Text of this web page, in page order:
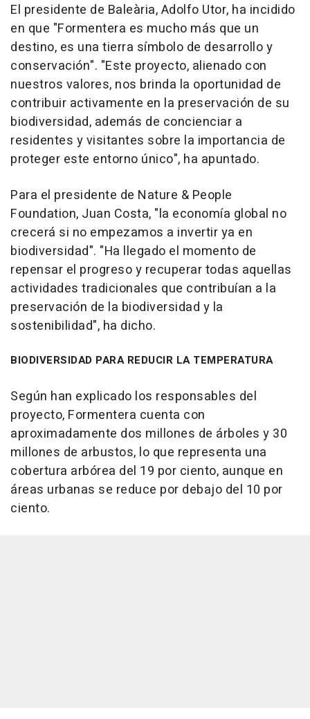
El presidente de Baleària, Adolfo Utor, ha incidido
en que "Formentera es mucho más que un
destino, es una tierra símbolo de desarrollo y
conservación". "Este proyecto, alienado con
nuestros valores, nos brinda la oportunidad de
contribuir activamente en la preservación de su
biodiversidad, además de concienciar a
residentes y visitantes sobre la importancia de
proteger este entorno único", ha apuntado.
Para el presidente de Nature & People
Foundation, Juan Costa, "la economía global no
crecerá si no empezamos a invertir ya en
biodiversidad". "Ha llegado el momento de
repensar el progreso y recuperar todas aquellas
actividades tradicionales que contribuían a la
preservación de la biodiversidad y la
sostenibilidad", ha dicho.
BIODIVERSIDAD PARA REDUCIR LA TEMPERATURA
Según han explicado los responsables del
proyecto, Formentera cuenta con
aproximadamente dos millones de árboles y 30
millones de arbustos, lo que representa una
cobertura arbórea del 19 por ciento, aunque en
áreas urbanas se reduce por debajo del 10 por
ciento.